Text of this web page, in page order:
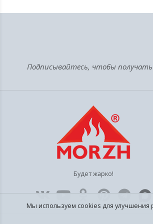
Подписывайтесь, чтобы
Будет жарко!
Мы используем cookies для улучшения